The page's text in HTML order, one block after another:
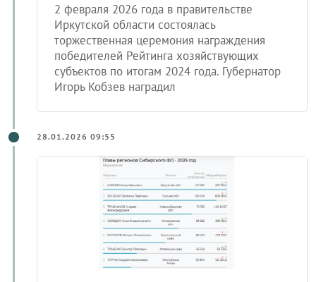
2 февраля 2026 года в правительстве
Иркутской области состоялась
торжественная церемония награждения
победителей Рейтинга хозяйствующих
субъектов по итогам 2024 года. Губернатор
Игорь Кобзев наградил
28.01.2026 09:55